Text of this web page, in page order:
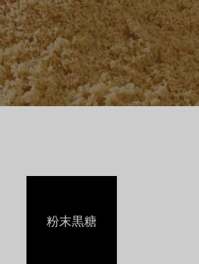
粉末黒糖